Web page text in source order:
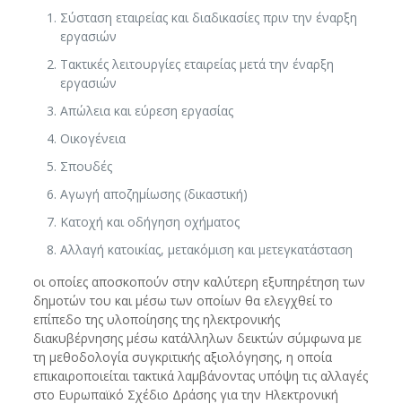
Σύσταση εταιρείας και διαδικασίες πριν την έναρξη
εργασιών
Τακτικές λειτουργίες εταιρείας μετά την έναρξη
εργασιών
Απώλεια και εύρεση εργασίας
Οικογένεια
Σπουδές
Αγωγή αποζημίωσης (δικαστική)
Κατοχή και οδήγηση οχήματος
Αλλαγή κατοικίας, μετακόμιση και μετεγκατάσταση
οι οποίες αποσκοπούν στην καλύτερη εξυπηρέτηση των
δημοτών του και μέσω των οποίων θα ελεγχθεί το
επίπεδο της υλοποίησης της ηλεκτρονικής
διακυβέρνησης μέσω κατάλληλων δεικτών σύμφωνα με
τη μεθοδολογία συγκριτικής αξιολόγησης, η οποία
επικαιροποιείται τακτικά λαμβάνοντας υπόψη τις αλλαγές
στο Ευρωπαϊκό Σχέδιο Δράσης για την Ηλεκτρονική